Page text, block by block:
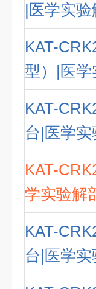
|医学实验
KAT-
型）|医学
KAT-
台|医学实
KAT-
学实验解
KAT-
台|医学实